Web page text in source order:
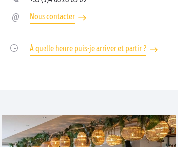
Nous contacter
À quelle heure puis-je arriver et partir ?